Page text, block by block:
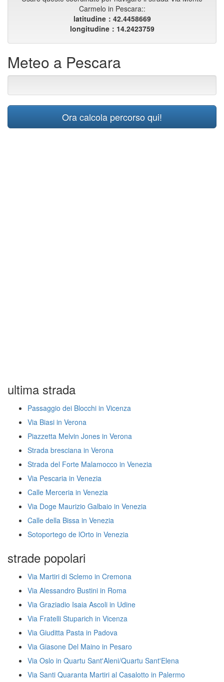
Carmelo in Pescara::
latitudine：42.4458669
longitudine：14.2423759
Meteo a Pescara
Ora calcola percorso qui!
ultima strada
Passaggio dei Blocchi in Vicenza
Via Biasi in Verona
Piazzetta Melvin Jones in Verona
Strada bresciana in Verona
Strada del Forte Malamocco in Venezia
Via Pescaria in Venezia
Calle Merceria in Venezia
Via Doge Maurizio Galbaio in Venezia
Calle della Bissa in Venezia
Sotoportego de lOrto in Venezia
strade popolari
Via Martiri di Sclemo in Cremona
Via Alessandro Bustini in Roma
Via Graziadio Isaia Ascoli in Udine
Via Fratelli Stuparich in Vicenza
Via Giuditta Pasta in Padova
Via Giasone Del Maino in Pesaro
Via Oslo in Quartu Sant'Aleni/Quartu Sant'Elena
Via Santi Quaranta Martiri al Casalotto in Palermo